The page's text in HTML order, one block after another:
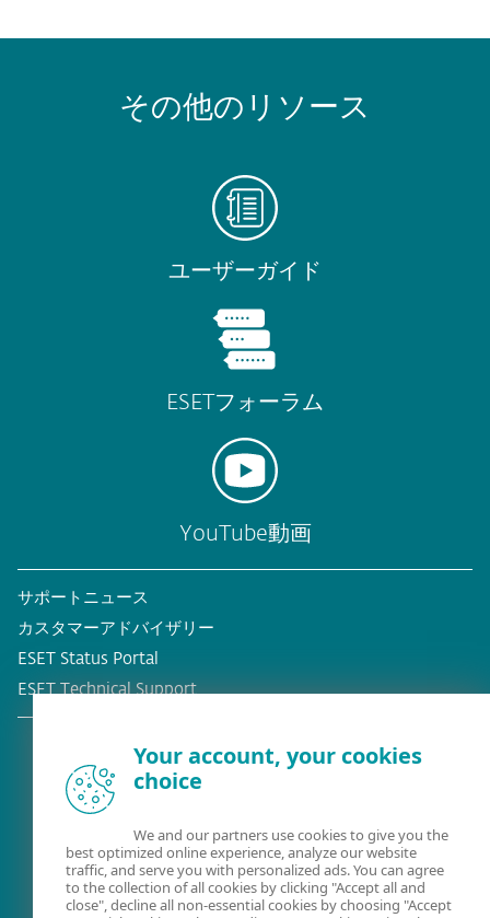
その他のリソース
ユーザーガイド
ESETフォーラム
YouTube動画
サポートニュース
カスタマーアドバイザリー
ESET Status Portal
ESET Technical Support
既存の顧客？
Your account, your cookies
choice
We and our partners use cookies to give you the
best optimized online experience, analyze our website
traffic, and serve you with personalized ads. You can agree
to the collection of all cookies by clicking "Accept all and
close", decline all non-essential cookies by choosing "Accept